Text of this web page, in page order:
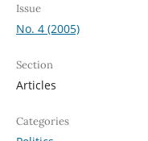
Issue
No. 4 (2005)
Section
Articles
Categories